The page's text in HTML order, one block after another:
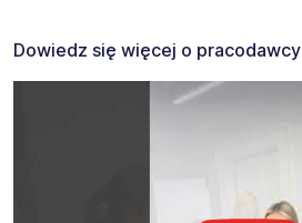
Dowiedz się więcej o pracodawcy